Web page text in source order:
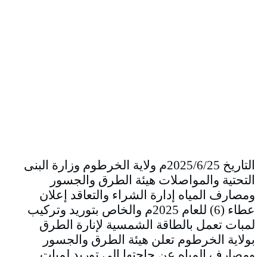
التاريخ 2025/6/25م ولاية الخرطوم وزارة البنى
التحتية والمواصلات هيئة الطرق والجسور
ومصارف المياه إدارة الشراء والتعاقد إعلان
عطاء (6) للعام 2025م والخاص بتوريد وتركيب
لمبات تعمل بالطاقة الشمسية لإنارة الطرق
بولاية الخرطوم تعلن هيئة الطرق والجسور